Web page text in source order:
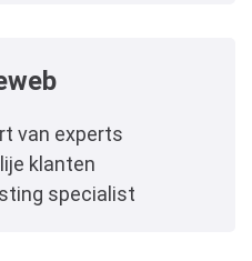
van experts
klanten
specialist